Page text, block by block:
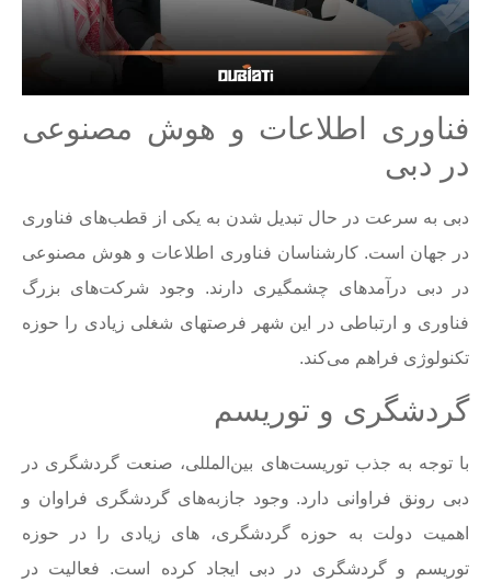
فناوری اطلاعات و هوش مصنوعی
در دبی
دبی به سرعت در حال تبدیل شدن به یکی از قطب‌های فناوری
در جهان است. کارشناسان فناوری اطلاعات و هوش مصنوعی
در دبی درآمدهای چشمگیری دارند. وجود شرکت‌های بزرگ
فناوری و ارتباطی در این شهر فرصتهای شغلی زیادی را حوزه
تکنولوژی فراهم می‌کند.
گردشگری و توریسم
با توجه به جذب توریست‌های بین‌المللی، صنعت گردشگری در
دبی رونق فراوانی دارد. وجود جازبه‌های گردشگری فراوان و
اهمیت دولت به حوزه گردشگری، ‌های زیادی را در حوزه
توریسم و گردشگری در دبی ایجاد کرده است. فعالیت در